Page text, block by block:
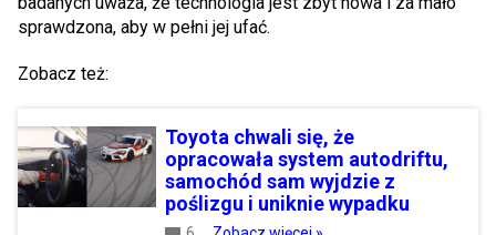
sprawdzona, aby w pełni jej ufać.
Zobacz też:
Toyota chwali się, że
opracowała system autodriftu,
samochód sam wyjdzie z
poślizgu i uniknie wypadku